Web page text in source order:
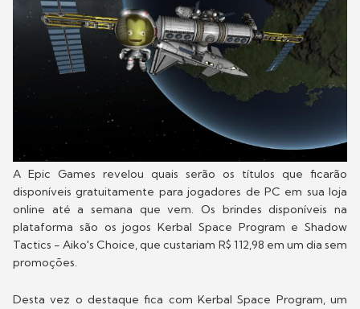
A Epic Games revelou quais serão os títulos que ficarão
disponíveis gratuitamente para jogadores de PC em sua loja
online até a semana que vem. Os brindes disponíveis na
plataforma são os jogos Kerbal Space Program e Shadow
Tactics - Aiko's Choice, que custariam R$ 112,98 em um dia sem
promoções.
Desta vez o destaque fica com Kerbal Space Program, um